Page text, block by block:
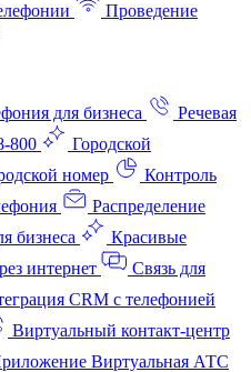
Проведение
для бизнеса
Речевая
800
Городской
номер
Контроль
Распределение
бизнеса
Красивые
интернет
Связь для
CRM с телефонией
Виртуальный контакт‑центр
Виртуальная АТС